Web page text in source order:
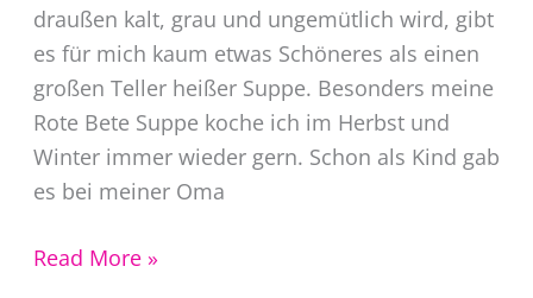
draußen kalt, grau und ungemütlich wird, gibt
es für mich kaum etwas Schöneres als einen
großen Teller heißer Suppe. Besonders meine
Rote Bete Suppe koche ich im Herbst und
Winter immer wieder gern. Schon als Kind gab
es bei meiner Oma
Rote
Read More »